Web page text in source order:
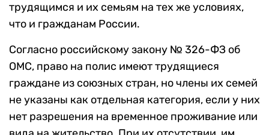
трудящимся и их семьям на тех же условиях,
что и гражданам России.
Согласно российскому закону № 326-ФЗ об
ОМС, право на полис имеют трудящиеся
граждане из союзных стран, но члены их семей
не указаны как отдельная категория, если у них
нет разрешения на временное проживание или